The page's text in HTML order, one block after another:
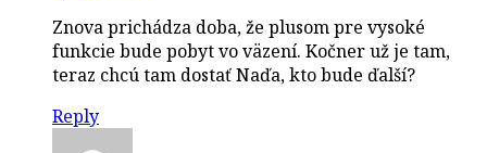
Znova prichádza doba, že plusom pre vysoké
funkcie bude pobyt vo väzení. Kočner už je tam,
teraz chcú tam dostať Naďa, kto bude ďalší?
Reply